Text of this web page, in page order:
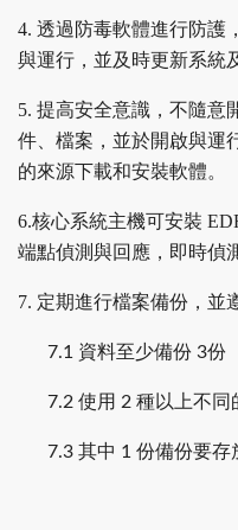
4. 透過防毒軟體進行防護
與運行，並及時更新系統
5. 提高安全意識，不隨意
件、檔案，並於開啟與運
的來源下載和安裝軟體。
6.核心系統主機可安裝
端點偵測與回應，即時偵
7. 定期進行檔案備份，並
7.1 資料至少備份 3份
7.2 使用 2 種以上不同
7.3 其中 1 份備份要存